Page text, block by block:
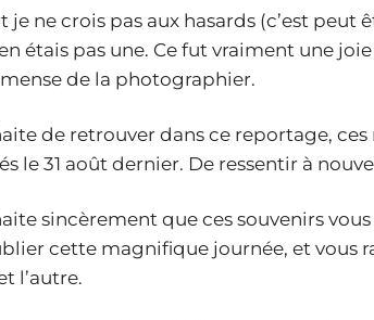
je ne crois pas aux hasards (c’est peut
étais pas une. Ce fut vraiment une
de la photographier.
de retrouver dans ce reportage,
le 31 août dernier. De ressentir à
sincèrement que ces souvenirs
cette magnifique journée, et vous
l’autre.